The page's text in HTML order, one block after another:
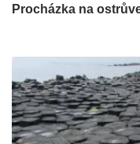
Procházka na